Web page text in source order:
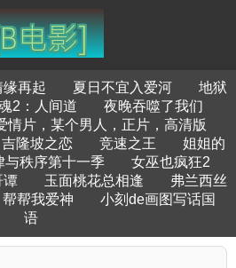
再起 夏日不宜入爱河
地狱
2：人间道
夜晚吞噬了我们
情片，某个男人，正片，高清版
吉隆坡之恋 竞速之王
姐姐的
与秩序第十一季
女巫也疯狂2
谭
玉面桃花总相逢
弗兰西丝
帮帮我爱神
小刻de画图写话国
语